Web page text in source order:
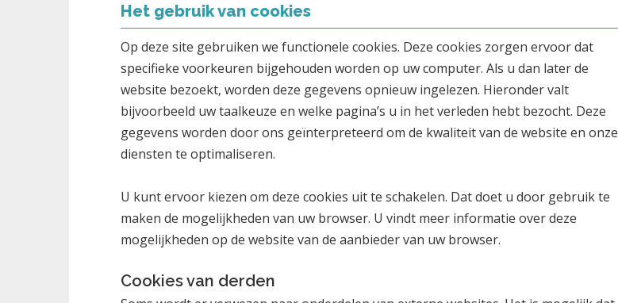
Het gebruik van cookies
Op deze site gebruiken we functionele cookies. Deze cookies zorgen ervoor dat
specifieke voorkeuren bijgehouden worden op uw computer. Als u dan later de
website bezoekt, worden deze gegevens opnieuw ingelezen. Hieronder valt
bijvoorbeeld uw taalkeuze en welke pagina’s u in het verleden hebt bezocht. Deze
gegevens worden door ons geïnterpreteerd om de kwaliteit van de website en onze
diensten te optimaliseren.
U kunt ervoor kiezen om deze cookies uit te schakelen. Dat doet u door gebruik te
maken de mogelijkheden van uw browser. U vindt meer informatie over deze
mogelijkheden op de website van de aanbieder van uw browser.
Cookies van derden